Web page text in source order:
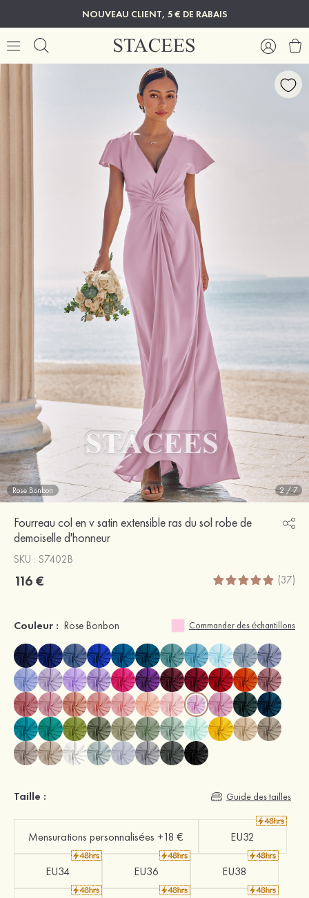
NOUVEAU CLIENT, 5 € DE RABAIS
Rose Bonbon 2/7
Fourreau col en v satin extensible ras du sol robe de
demoiselle d'honneur
SKU : S7402B
116 € (37)
Couleur : Rose Bonbon Commander des échantillons
Taille : Guide des tailles
Mensurations personnalisées +18 € EU32
EU34 EU36 EU38